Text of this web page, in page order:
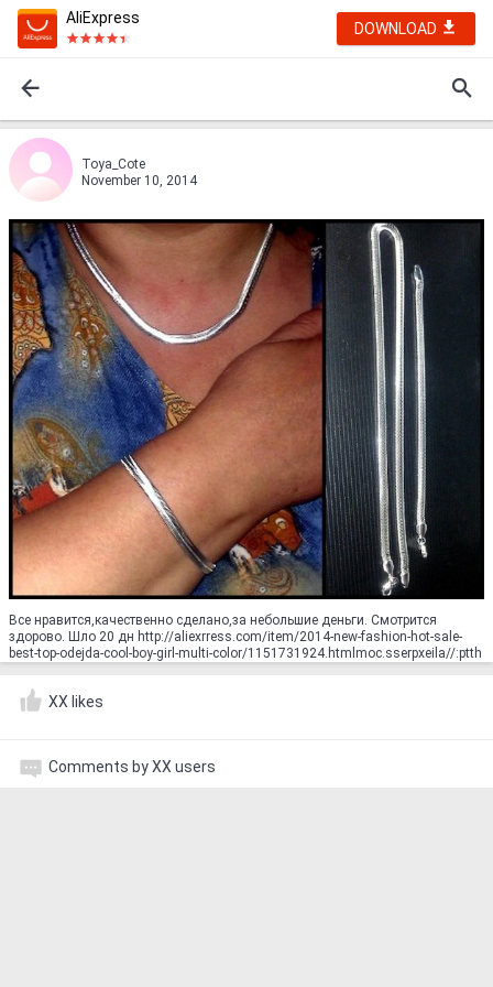
AliExpress
DOWNLOAD
Toya_Cote
November 10, 2014
Все нравится,качественно сделано,за небольшие деньги. Смотрится
здорово. Шло 20 дн http://aliexrress.com/item/2014-new-fashion-hot-sale-
best-top-odejda-cool-boy-girl-multi-color/1151731924.html‮http://aliexpress.com
XX likes
Comments by XX users